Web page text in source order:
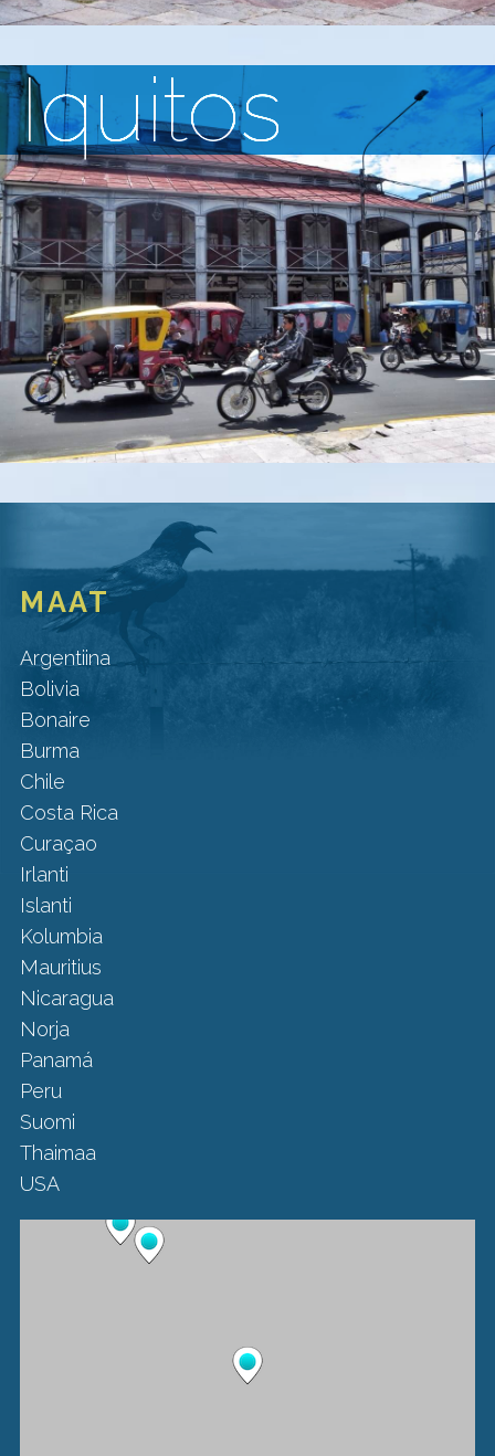
Iquitos
MAAT
Argentiina
Bolivia
Bonaire
Burma
Chile
Costa Rica
Curaçao
Irlanti
Islanti
Kolumbia
Mauritius
Nicaragua
Norja
Panamá
Peru
Suomi
Thaimaa
USA